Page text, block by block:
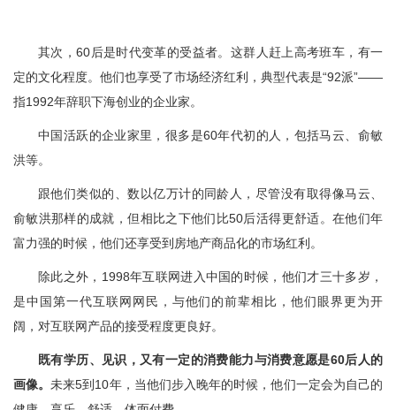
其次，60后是时代变革的受益者。这群人赶上高考班车，有一
定的文化程度。他们也享受了市场经济红利，典型代表是“92派”——
指1992年辞职下海创业的企业家。
中国活跃的企业家里，很多是60年代初的人，包括马云、俞敏
洪等。
跟他们类似的、数以亿万计的同龄人，尽管没有取得像马云、
俞敏洪那样的成就，但相比之下他们比50后活得更舒适。在他们年
富力强的时候，他们还享受到房地产商品化的市场红利。
除此之外，1998年互联网进入中国的时候，他们才三十多岁，
是中国第一代互联网网民，与他们的前辈相比，他们眼界更为开
阔，对互联网产品的接受程度更良好。
既有学历、见识，又有一定的消费能力与消费意愿是60后人的
画像。未来5到10年，当他们步入晚年的时候，他们一定会为自己的